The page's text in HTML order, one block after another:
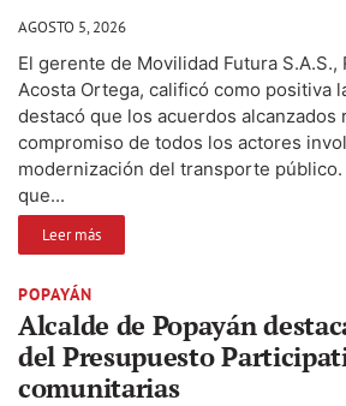
AGOSTO 5, 2026
El gerente de Movilidad Futura S.A.S.,
Acosta Ortega, calificó como positiva
destacó que los acuerdos alcanzados
compromiso de todos los actores
modernización del transporte público.
que...
Leer más
POPAYÁN
Alcalde de Popayán
del Presupuesto
comunitarias